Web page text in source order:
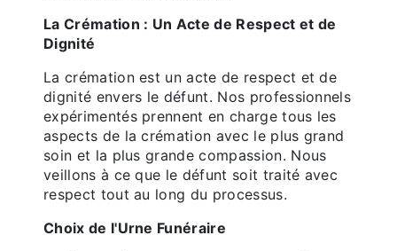
La Crémation : Un Acte de Respect et de
Dignité
La crémation est un acte de respect et de
dignité envers le défunt. Nos professionnels
expérimentés prennent en charge tous les
aspects de la crémation avec le plus grand
soin et la plus grande compassion. Nous
veillons à ce que le défunt soit traité avec
respect tout au long du processus.
Choix de l'Urne Funéraire